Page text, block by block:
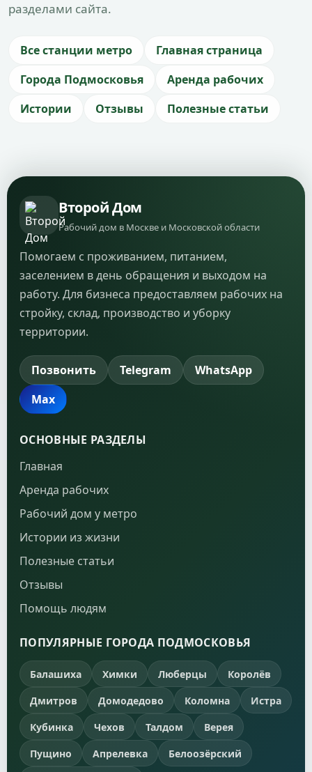
разделами сайта.
Все станции метро
Главная страница
Города Подмосковья
Аренда рабочих
Истории
Отзывы Полезные статьи
Второй Дом
Рабочий дом в Москве и Московской области
Помогаем с проживанием, питанием,
заселением в день обращения и выходом на
работу. Для бизнеса предоставляем рабочих на
стройку, склад, производство и уборку
территории.
Позвонить Telegram
WhatsApp
Max
ОСНОВНЫЕ РАЗДЕЛЫ
Главная
Аренда рабочих
Рабочий дом у метро
Истории из жизни
Полезные статьи
Отзывы
Помощь людям
ПОПУЛЯРНЫЕ ГОРОДА ПОДМОСКОВЬЯ
Балашиха Химки Люберцы
Королёв
Дмитров
Домодедово Коломна
Истра
Кубинка
Чехов Талдом
Верея
Пущино
Апрелевка Белоозёрский